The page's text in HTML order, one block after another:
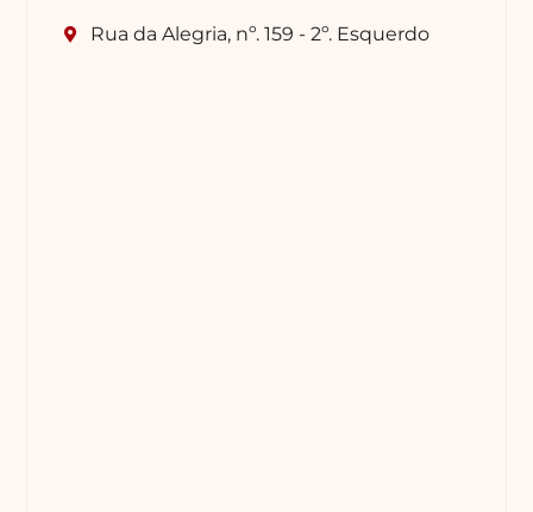
Rua da Alegria, nº. 159 - 2º. Esquerdo